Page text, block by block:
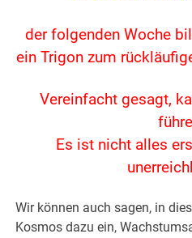
der folgenden Woche
ein Trigon zum
Vereinfacht gesagt,
Es ist nicht alles
Wir können auch sagen, in
Kosmos dazu ein,